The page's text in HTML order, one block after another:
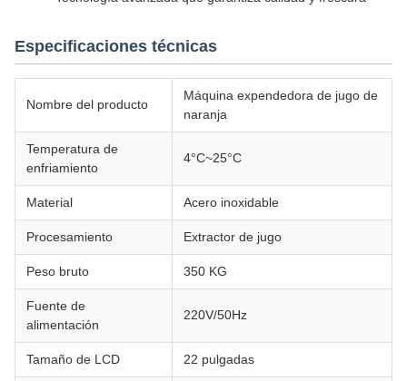
Especificaciones técnicas
Nombre del producto
Máquina expendedora de jugo de
naranja
Temperatura de
enfriamiento
4°C~25°C
Material Acero inoxidable
Procesamiento Extractor de jugo
Peso bruto 350 KG
Fuente de
alimentación
220V/50Hz
Tamaño de LCD 22 pulgadas